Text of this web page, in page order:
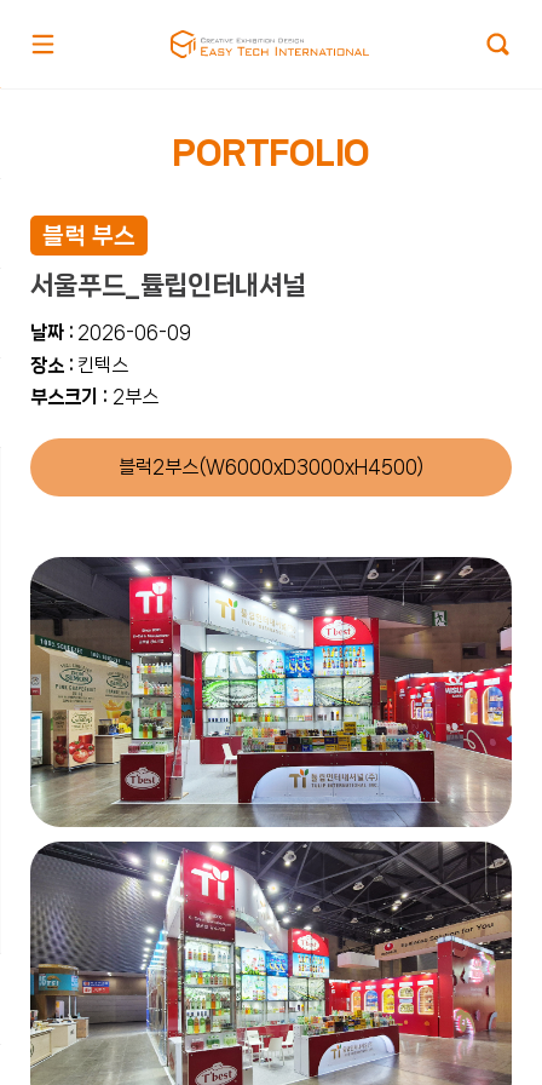
PORTFOLIO
블럭 부스
서울푸드_튤립인터내셔널
날짜 : 2026-06-09
장소 : 킨텍스
부스크기 : 2부스
블럭2부스(W6000xD3000xH4500)